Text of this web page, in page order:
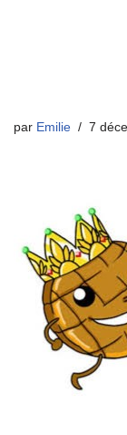
par Emilie 7